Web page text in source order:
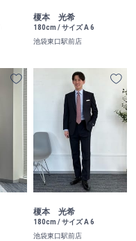
榎本 光希
180cm / サイズ A 6
池袋東口駅前店
榎本 光希
180cm / サイズ A 6
池袋東口駅前店